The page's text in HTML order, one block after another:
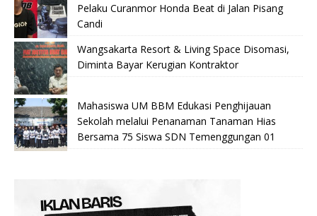
Pelaku Curanmor Honda Beat di Jalan Pisang
Candi
Wangsakarta Resort & Living Space Disomasi,
Diminta Bayar Kerugian Kontraktor
Mahasiswa UM BBM Edukasi Penghijauan
Sekolah melalui Penanaman Tanaman Hias
Bersama 75 Siswa SDN Temenggungan 01